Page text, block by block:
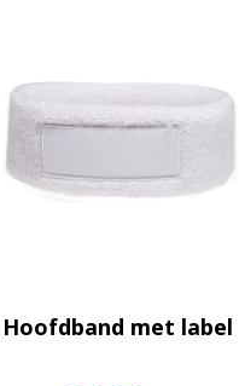
Hoofdband met label